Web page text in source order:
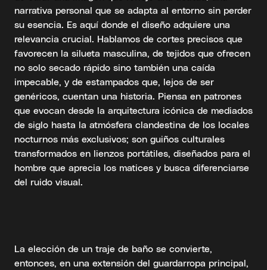
narrativa personal que se adapta al entorno sin perder
su esencia. Es aquí donde el diseño adquiere una
relevancia crucial. Hablamos de cortes precisos que
favorecen la silueta masculina, de tejidos que ofrecen
no solo secado rápido sino también una caída
impecable, y de estampados que, lejos de ser
genéricos, cuentan una historia. Piensa en patrones
que evocan desde la arquitectura icónica de mediados
de siglo hasta la atmósfera clandestina de los locales
nocturnos más exclusivos; son guiños culturales
transformados en lienzos portátiles, diseñados para el
hombre que aprecia los matices y busca diferenciarse
del ruido visual.
La elección de un traje de baño se convierte,
entonces, en una extensión del guardarropa principal,